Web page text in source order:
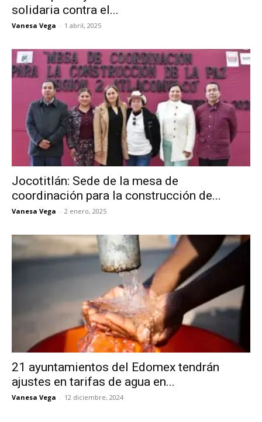
solidaria contra el...
Vanesa Vega - 1 abril, 2025
Jocotitlán: Sede de la mesa de
coordinación para la construcción de...
Vanesa Vega - 2 enero, 2025
21 ayuntamientos del Edomex tendrán
ajustes en tarifas de agua en...
Vanesa Vega - 12 diciembre, 2024